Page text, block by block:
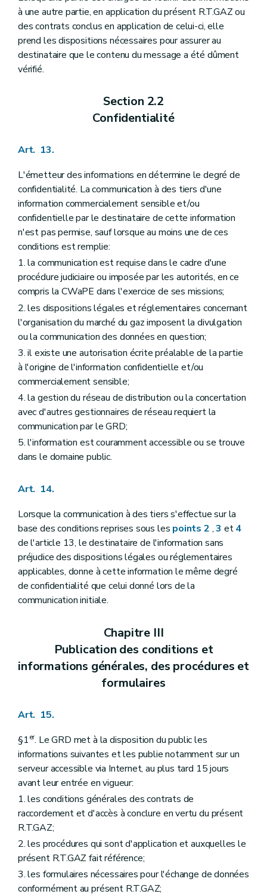
à une autre partie, en application du présent R.T.GAZ ou
des contrats conclus en application de celui-ci, elle
prend les dispositions nécessaires pour assurer au
destinataire que le contenu du message a été dûment
vérifié.
Section 2.2
Confidentialité
Art. 13.
L'émetteur des informations en détermine le degré de
confidentialité. La communication à des tiers d'une
information commercialement sensible et/ou
confidentielle par le destinataire de cette information
n'est pas permise, sauf lorsque au moins une de ces
conditions est remplie:
1. la communication est requise dans le cadre d'une
procédure judiciaire ou imposée par les autorités, en ce
compris la CWaPE dans l'exercice de ses missions;
2. les dispositions légales et réglementaires concernant
l'organisation du marché du gaz imposent la divulgation
ou la communication des données en question;
3. il existe une autorisation écrite préalable de la partie
à l'origine de l'information confidentielle et/ou
commercialement sensible;
4. la gestion du réseau de distribution ou la concertation
avec d'autres gestionnaires de réseau requiert la
communication par le GRD;
5. l'information est couramment accessible ou se trouve
dans le domaine public.
Art. 14.
Lorsque la communication à des tiers s'effectue sur la
base des conditions reprises sous les points 2 ,3 et4
de l'article 13, le destinataire de l'information sans
préjudice des dispositions légales ou réglementaires
applicables, donne à cette information le même degré
de confidentialité que celui donné lors de la
communication initiale.
Chapitre III
Publication des conditions et
informations générales, des procédures et
formulaires
Art. 15.
§1er. Le GRD met à la disposition du public les
informations suivantes et les publie notamment sur un
serveur accessible via Internet, au plus tard 15 jours
avant leur entrée en vigueur:
1. les conditions générales des contrats de
raccordement et d'accès à conclure en vertu du présent
R.T.GAZ;
2. les procédures qui sont d'application et auxquelles le
présent R.T.GAZ fait référence;
3. les formulaires nécessaires pour l'échange de données
conformément au présent R.T.GAZ;